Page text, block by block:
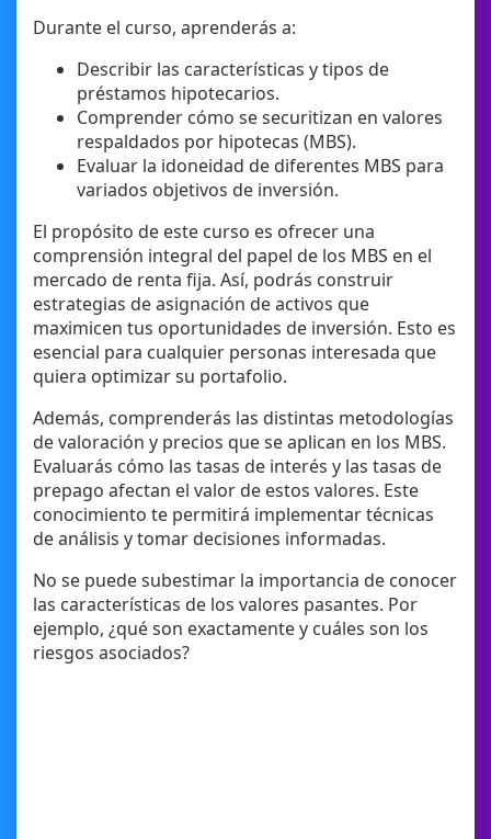
Durante el curso, aprenderás a:
Describir las características y tipos de
préstamos hipotecarios.
Comprender cómo se securitizan en valores
respaldados por hipotecas (MBS).
Evaluar la idoneidad de diferentes MBS para
variados objetivos de inversión.
El propósito de este curso es ofrecer una
comprensión integral del papel de los MBS en el
mercado de renta fija. Así, podrás construir
estrategias de asignación de activos que
maximicen tus oportunidades de inversión. Esto es
esencial para cualquier personas interesada que
quiera optimizar su portafolio.
Además, comprenderás las distintas metodologías
de valoración y precios que se aplican en los MBS.
Evaluarás cómo las tasas de interés y las tasas de
prepago afectan el valor de estos valores. Este
conocimiento te permitirá implementar técnicas
de análisis y tomar decisiones informadas.
No se puede subestimar la importancia de conocer
las características de los valores pasantes. Por
ejemplo, ¿qué son exactamente y cuáles son los
riesgos asociados?